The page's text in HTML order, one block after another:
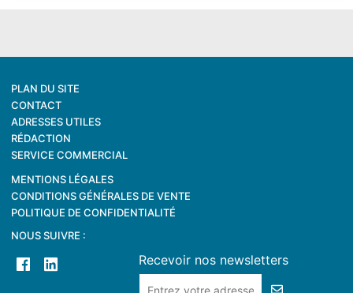
PLAN DU SITE
CONTACT
ADRESSES UTILES
RÉDACTION
SERVICE COMMERCIAL
MENTIONS LÉGALES
CONDITIONS GÉNÉRALES DE VENTE
POLITIQUE DE CONFIDENTIALITÉ
NOUS SUIVRE :
Recevoir nos newsletters